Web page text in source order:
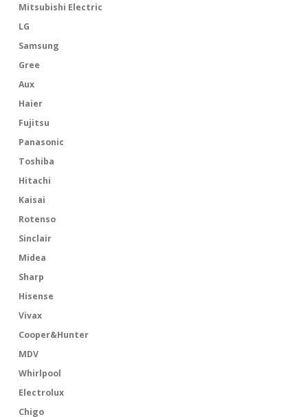
Mitsubishi Electric
LG
Samsung
Gree
Aux
Haier
Fujitsu
Panasonic
Toshiba
Hitachi
Kaisai
Rotenso
Sinclair
Midea
Sharp
Hisense
Vivax
Cooper&Hunter
MDV
Whirlpool
Electrolux
Chigo